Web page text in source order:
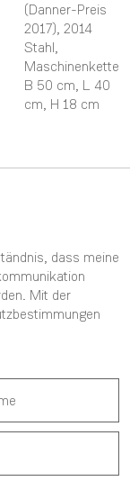
(Danner-Preis
2017), 2014
Stahl,
Maschinenkette
B 50 cm, L 40
cm, H 18 cm
dass meine
Mit der